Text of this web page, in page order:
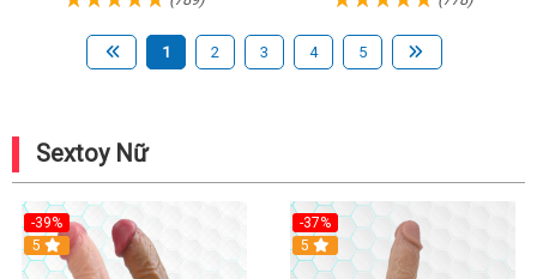
1 2 3 4 5
Sextoy Nữ
-39%
Hot
5
-37%
5